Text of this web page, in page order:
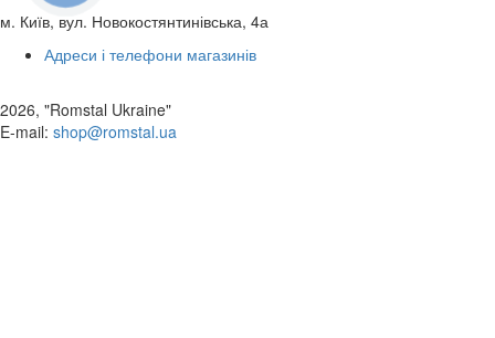
м. Київ, вул. Новокостянтинівська, 4а
Адреси і телефони магазинів
2026, "Romstal Ukraine"
​E-mail: shop@romstal.ua